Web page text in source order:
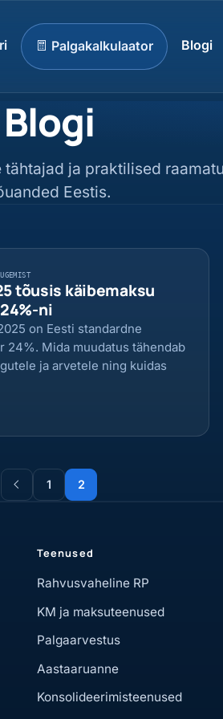
Palgakalkulaator Blogi
Blogi
ja praktilised
Eestis.
tõusis käibemaksu
ni
on Eesti standardne
24%. Mida muudatus tähendab
ja arvetele ning kuidas
1 2
Teenused
Rahvusvaheline RP
KM ja maksuteenused
Palgaarvestus
Aastaaruanne
Konsolideerimisteenused